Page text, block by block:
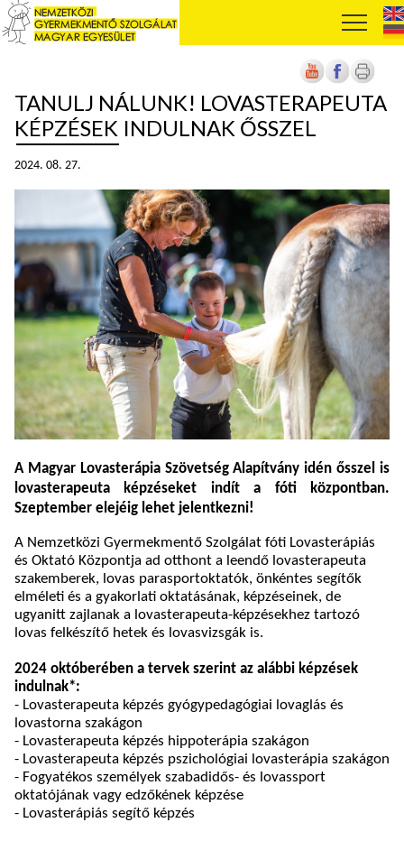
TANULJ NÁLUNK! LOVASTERAPEUTA
KÉPZÉSEK INDULNAK ŐSSZEL
2024. 08. 27.
A Magyar Lovasterápia Szövetség Alapítvány idén ősszel is
lovasterapeuta képzéseket indít a fóti központban.
Szeptember elejéig lehet jelentkezni!
A Nemzetközi Gyermekmentő Szolgálat fóti Lovasterápiás
és Oktató Központja ad otthont a leendő lovasterapeuta
szakemberek, lovas parasportoktatók, önkéntes segítők
elméleti és a gyakorlati oktatásának, képzéseinek, de
ugyanitt zajlanak a lovasterapeuta-képzésekhez tartozó
lovas felkészítő hetek és lovasvizsgák is.
2024 októberében a tervek szerint az alábbi képzések
indulnak*:
- Lovasterapeuta képzés gyógypedagógiai lovaglás és
lovastorna szakágon
- Lovasterapeuta képzés hippoterápia szakágon
- Lovasterapeuta képzés pszichológiai lovasterápia szakágon
- Fogyatékos személyek szabadidős- és lovassport
oktatójának vagy edzőkének képzése
- Lovasterápiás segítő képzés